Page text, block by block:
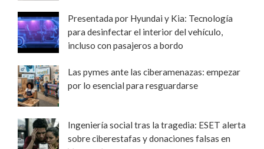
Presentada por Hyundai y Kia: Tecnología
para desinfectar el interior del vehículo,
incluso con pasajeros a bordo
Las pymes ante las ciberamenazas: empezar
por lo esencial para resguardarse
Ingeniería social tras la tragedia: ESET alerta
sobre ciberestafas y donaciones falsas en